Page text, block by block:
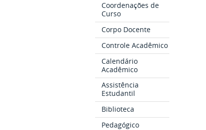
Coordenações de
Curso
Corpo Docente
Controle Acadêmico
Calendário
Acadêmico
Assistência
Estudantil
Biblioteca
Pedagógico